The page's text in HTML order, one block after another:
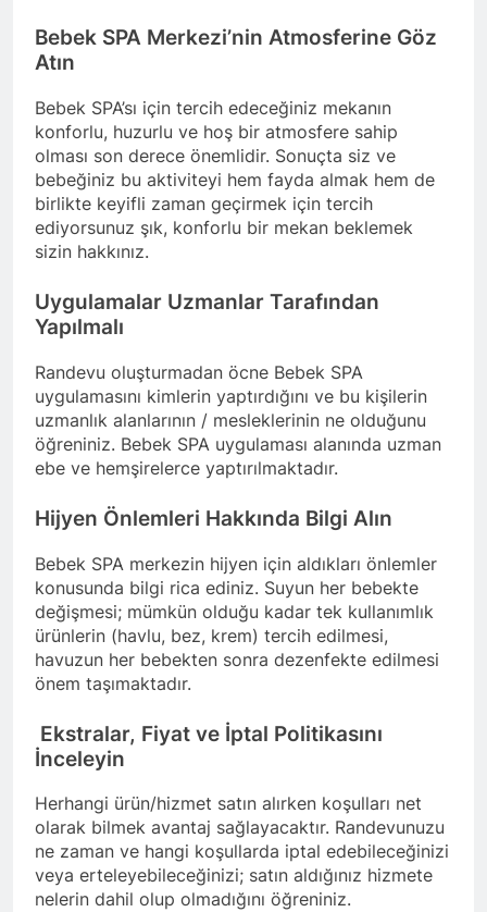
Bebek SPA Merkezi’nin Atmosferine Göz
Atın
Bebek SPA’sı için tercih edeceğiniz mekanın
konforlu, huzurlu ve hoş bir atmosfere sahip
olması son derece önemlidir. Sonuçta siz ve
bebeğiniz bu aktiviteyi hem fayda almak hem de
birlikte keyifli zaman geçirmek için tercih
ediyorsunuz şık, konforlu bir mekan beklemek
sizin hakkınız.
Uygulamalar Uzmanlar Tarafından
Yapılmalı
Randevu oluşturmadan öcne Bebek SPA
uygulamasını kimlerin yaptırdığını ve bu kişilerin
uzmanlık alanlarının / mesleklerinin ne olduğunu
öğreniniz. Bebek SPA uygulaması alanında uzman
ebe ve hemşirelerce yaptırılmaktadır.
Hijyen Önlemleri Hakkında Bilgi Alın
Bebek SPA merkezin hijyen için aldıkları önlemler
konusunda bilgi rica ediniz. Suyun her bebekte
değişmesi; mümkün olduğu kadar tek kullanımlık
ürünlerin (havlu, bez, krem) tercih edilmesi,
havuzun her bebekten sonra dezenfekte edilmesi
önem taşımaktadır.
Ekstralar, Fiyat ve İptal Politikasını
İnceleyin
Herhangi ürün/hizmet satın alırken koşulları net
olarak bilmek avantaj sağlayacaktır. Randevunuzu
ne zaman ve hangi koşullarda iptal edebileceğinizi
veya erteleyebileceğinizi; satın aldığınız hizmete
nelerin dahil olup olmadığını öğreniniz.